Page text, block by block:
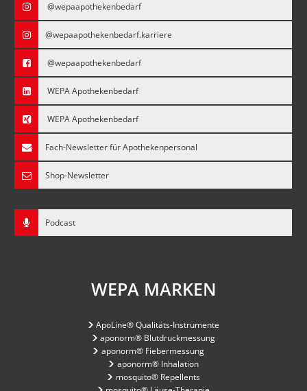
@wepaapothekenbedarf
@wepaapothekenbedarf.karriere
@wepaapothekenbedarf
WEPA Apothekenbedarf
WEPA Apothekenbedarf
Fach-Newsletter für Apothekenpersonal
Shop-Newsletter
Podcast
WEPA MARKEN
ApoLine® Qualitäts-Instrumente
aponorm® Blutdruckmessung
aponorm® Fiebermessung
aponorm® Inhalation
mosquito® Repellents